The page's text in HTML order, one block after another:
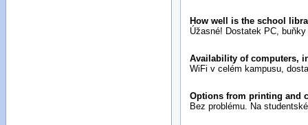
How well is the school
Úžasné! Dostatek PC,
Availability of computers,
WiFi v celém kampusu,
Options from printing and
Bez problému. Na